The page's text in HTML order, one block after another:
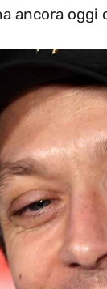
ancora oggi